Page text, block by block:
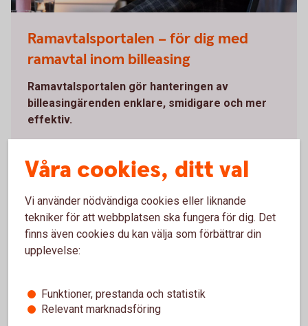
Ramavtalsportalen – för dig med
ramavtal inom billeasing
Ramavtalsportalen gör hanteringen av
billeasingärenden enklare, smidigare och mer
effektiv.
Följ status på dina ärenden digitalt, ladda ner
rapporter och administrera användare.
Digital signering av dokument gör processen
både smidigare och tryggare.
Frigör tid med kortare ledtider.
Du som redan har åtkomst når portalen genom att
Logga in i internetbanken och nå
Våra cookies, ditt val
Vi använder nödvändiga cookies eller liknande
tekniker för att webbplatsen ska fungera för dig. Det
finns även cookies du kan välja som förbättrar din
upplevelse:
Funktioner, prestanda och statistik
Relevant marknadsföring